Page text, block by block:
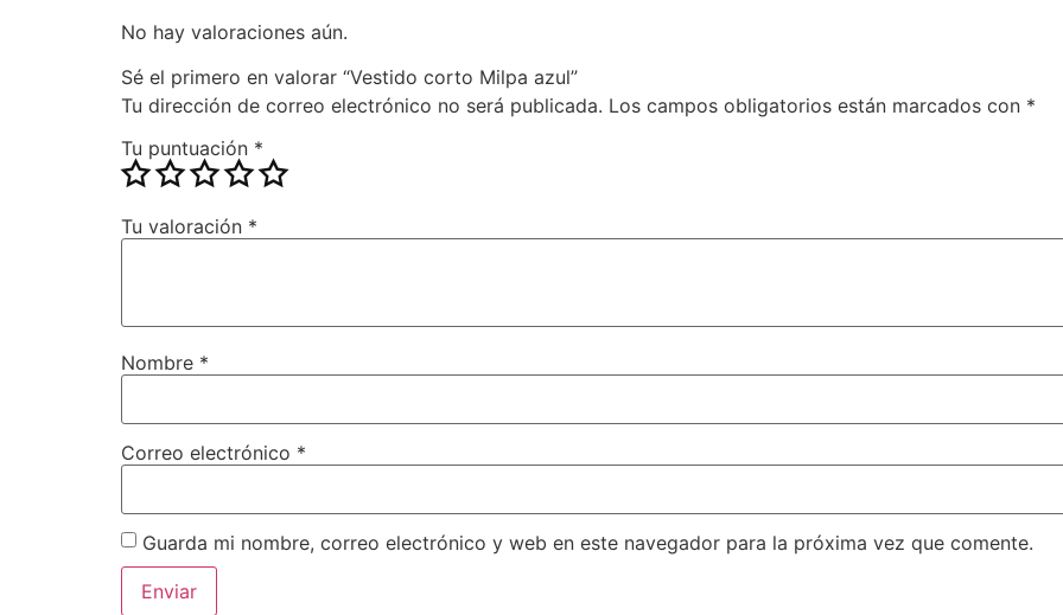
No hay valoraciones aún.
Sé el primero en valorar “Vestido corto Milpa azul”
Tu dirección de correo electrónico no será publicada. Los campos obligatorios están marcados con *
Tu puntuación *
Tu valoración *
Nombre *
Correo electrónico *
Guarda mi nombre, correo electrónico y web en este navegador para la próxima vez que comente.